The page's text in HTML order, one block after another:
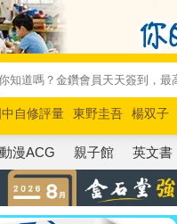
中自修評量 東野圭吾 楊双子
花綻放
奧德賽 路邊攤新作
動漫ACG 親子館 英文書